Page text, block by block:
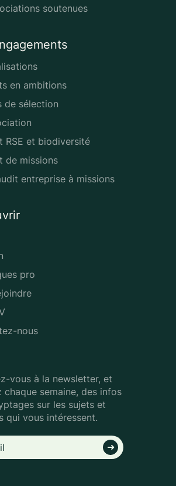
soutenues
en ambitions
de sélection
RSE et biodiversité
de missions
entreprise à missions
pro
nous
vous à la newsletter, et
chaque semaine, des infos
sur les sujets et
qui vous intéressent.